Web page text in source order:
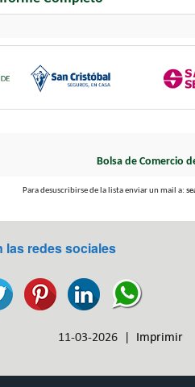
Bolsa de Comercio
Para desuscribirse de la lista enviar un mail a:
las redes sociales
11-03-2026 | Imprimir